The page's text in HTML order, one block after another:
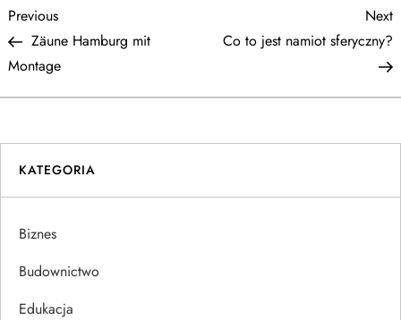
N
a
w
i
g
a
c
Previous
Post
Previous
Zäune Hamburg mit
Montage
Next
Co to jest namiot sferyczny?
KATEGORIA
Biznes
Budownictwo
Edukacja